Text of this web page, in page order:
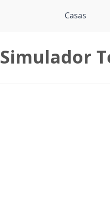
Casas
Simulador